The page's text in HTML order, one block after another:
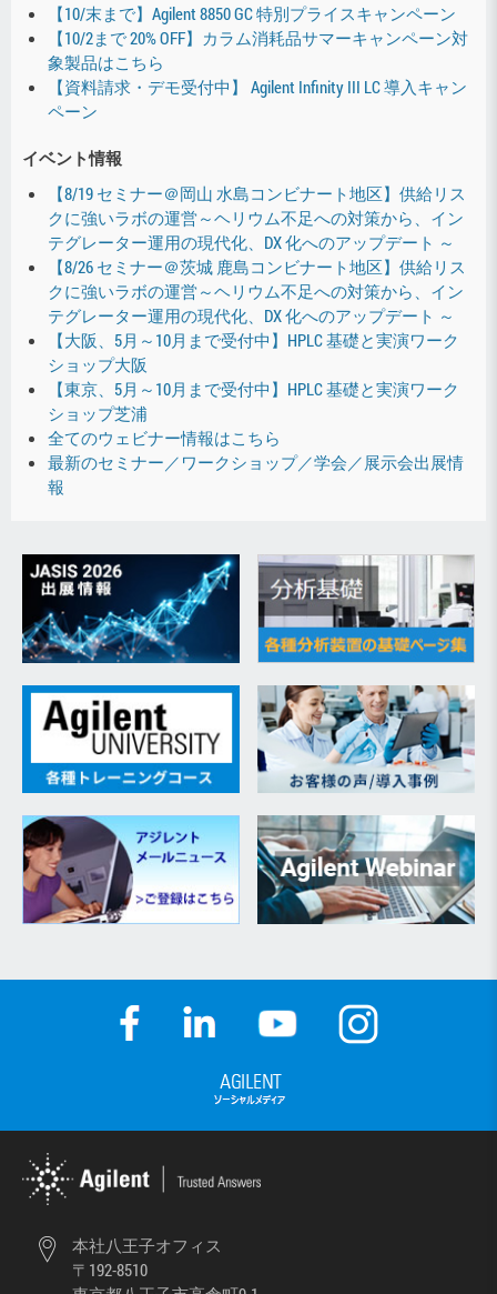
【10/末まで】Agilent 8850 GC 特別プライスキャンペーン
【10/2まで 20% OFF】カラム消耗品サマーキャンペーン対
象製品はこちら
【資料請求・デモ受付中】 Agilent Infinity III LC 導入キャン
ペーン
イベント情報
【8/19 セミナー＠岡山 水島コンビナート地区】供給リス
クに強いラボの運営～ヘリウム不足への対策から、イン
テグレーター運用の現代化、DX 化へのアップデート ～
【8/26 セミナー＠茨城 鹿島コンビナート地区】供給リス
クに強いラボの運営～ヘリウム不足への対策から、イン
テグレーター運用の現代化、DX 化へのアップデート ～
【大阪、5月～10月まで受付中】HPLC 基礎と実演ワーク
ショップ大阪
【東京、5月～10月まで受付中】HPLC 基礎と実演ワーク
ショップ芝浦
全てのウェビナー情報はこちら
最新のセミナー／ワークショップ／学会／展示会出展情
報
本社八王子オフィス
〒192-8510